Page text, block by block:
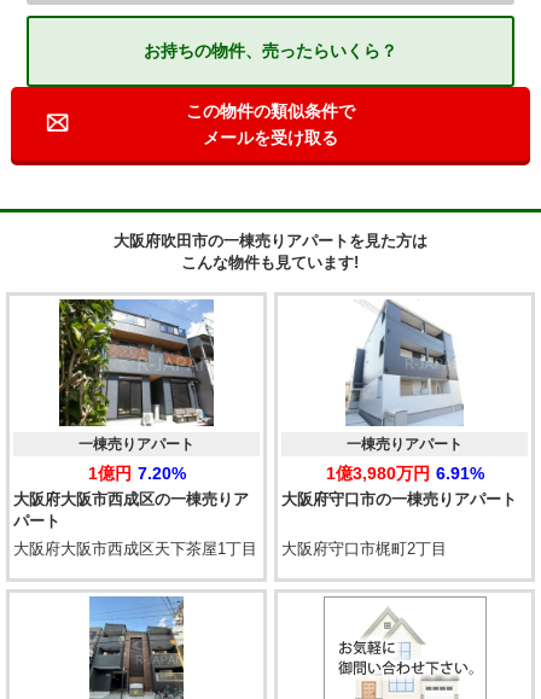
お持ちの物件、売ったらいくら？
この物件の類似条件で
メールを受け取る
大阪府吹田市の一棟売りアパートを見た方は
こんな物件も見ています!
大阪府大阪市西成区の一棟売りア
パート
一棟売りアパート
1億円 7.20%
大阪府大阪市西成区天下茶屋1丁目
大阪府守口市の一棟売りアパート
一棟売りアパート
1億3,980万円 6.91%
大阪府守口市梶町2丁目